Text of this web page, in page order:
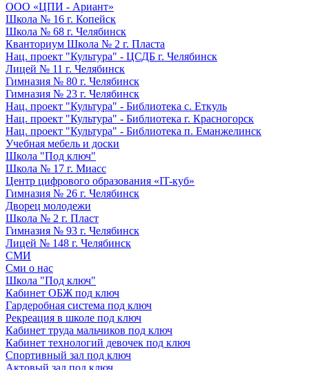
ООО «ЦПИ - Ариант»
Школа № 16 г. Копейск
Школа № 68 г. Челябинск
Кванториум Школа № 2 г. Пласта
Нац. проект "Культура" - ЦСДБ г. Челябинск
Лицей № 11 г. Челябинск
Гимназия № 80 г. Челябинск
Гимназия № 23 г. Челябинск
Нац. проект "Культура" - Библиотека с. Еткуль
Нац. проект "Культура" - Библиотека г. Красногорск
Нац. проект "Культура" - Библиотека п. Еманжелинск
Учебная мебель и доски
Школа "Под ключ"
Школа № 17 г. Миасс
Центр цифрового образования «IT-куб»
Гимназия № 26 г. Челябинск
Дворец молодежи
Школа № 2 г. Пласт
Гимназия № 93 г. Челябинск
Лицей № 148 г. Челябинск
СМИ
Сми о нас
Школа "Под ключ"
Кабинет ОБЖ под ключ
Гардеробная система под ключ
Рекреация в школе под ключ
Кабинет труда мальчиков под ключ
Кабинет технологий девочек под ключ
Спортивный зал под ключ
Актовый зал под ключ